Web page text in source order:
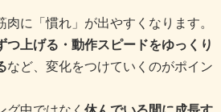
に「慣れ」が出やすくなります。
つ上げる・動作スピードをゆっくり
など、変化をつけていくのがポイン